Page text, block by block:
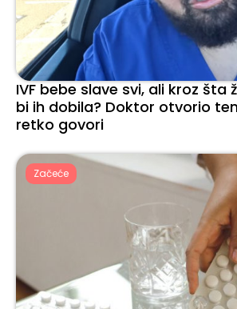
IVF bebe slave svi, ali kroz šta
bi ih dobila? Doktor otvorio
retko govori
Začeće